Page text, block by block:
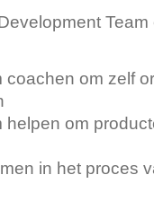
coachen om zelf
helpen om
in het proces